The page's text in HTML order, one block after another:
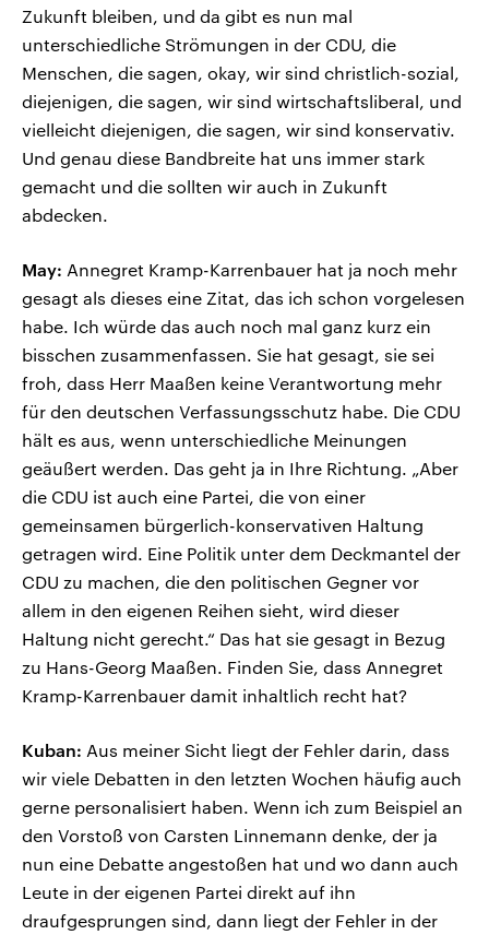
Zukunft bleiben, und da gibt es nun mal
unterschiedliche Strömungen in der CDU, die
Menschen, die sagen, okay, wir sind christlich-sozial,
diejenigen, die sagen, wir sind wirtschaftsliberal, und
vielleicht diejenigen, die sagen, wir sind konservativ.
Und genau diese Bandbreite hat uns immer stark
gemacht und die sollten wir auch in Zukunft
abdecken.
May: Annegret Kramp-Karrenbauer hat ja noch mehr
gesagt als dieses eine Zitat, das ich schon vorgelesen
habe. Ich würde das auch noch mal ganz kurz ein
bisschen zusammenfassen. Sie hat gesagt, sie sei
froh, dass Herr Maaßen keine Verantwortung mehr
für den deutschen Verfassungsschutz habe. Die CDU
hält es aus, wenn unterschiedliche Meinungen
geäußert werden. Das geht ja in Ihre Richtung. „Aber
die CDU ist auch eine Partei, die von einer
gemeinsamen bürgerlich-konservativen Haltung
getragen wird. Eine Politik unter dem Deckmantel der
CDU zu machen, die den politischen Gegner vor
allem in den eigenen Reihen sieht, wird dieser
Haltung nicht gerecht.“ Das hat sie gesagt in Bezug
zu Hans-Georg Maaßen. Finden Sie, dass Annegret
Kramp-Karrenbauer damit inhaltlich recht hat?
Kuban: Aus meiner Sicht liegt der Fehler darin, dass
wir viele Debatten in den letzten Wochen häufig auch
gerne personalisiert haben. Wenn ich zum Beispiel an
den Vorstoß von Carsten Linnemann denke, der ja
nun eine Debatte angestoßen hat und wo dann auch
Leute in der eigenen Partei direkt auf ihn
draufgesprungen sind, dann liegt der Fehler in der